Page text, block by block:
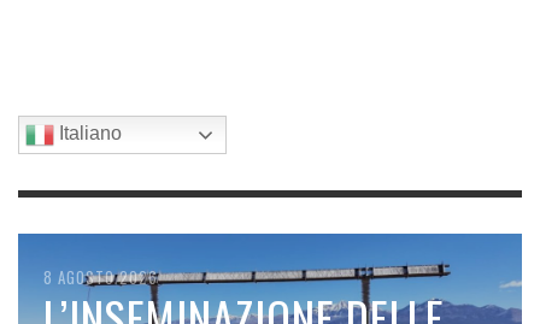
Italiano
8 AGOSTO 2026
8 AGOSTO 2026
7 AGOSTO 2026
6 AGOSTO 2026
6 AGOSTO 2026